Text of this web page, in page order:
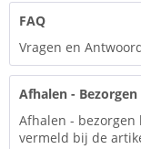
FAQ
Vragen en
Afhalen - Bezorgen
Afhalen -
vermeld bij de